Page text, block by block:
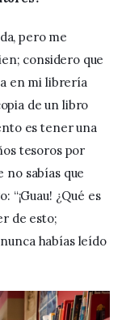
pero me
considero que
en mi librería
de un libro
es tener una
tesoros por
sabías que
¿Qué es
de esto;
habías leído